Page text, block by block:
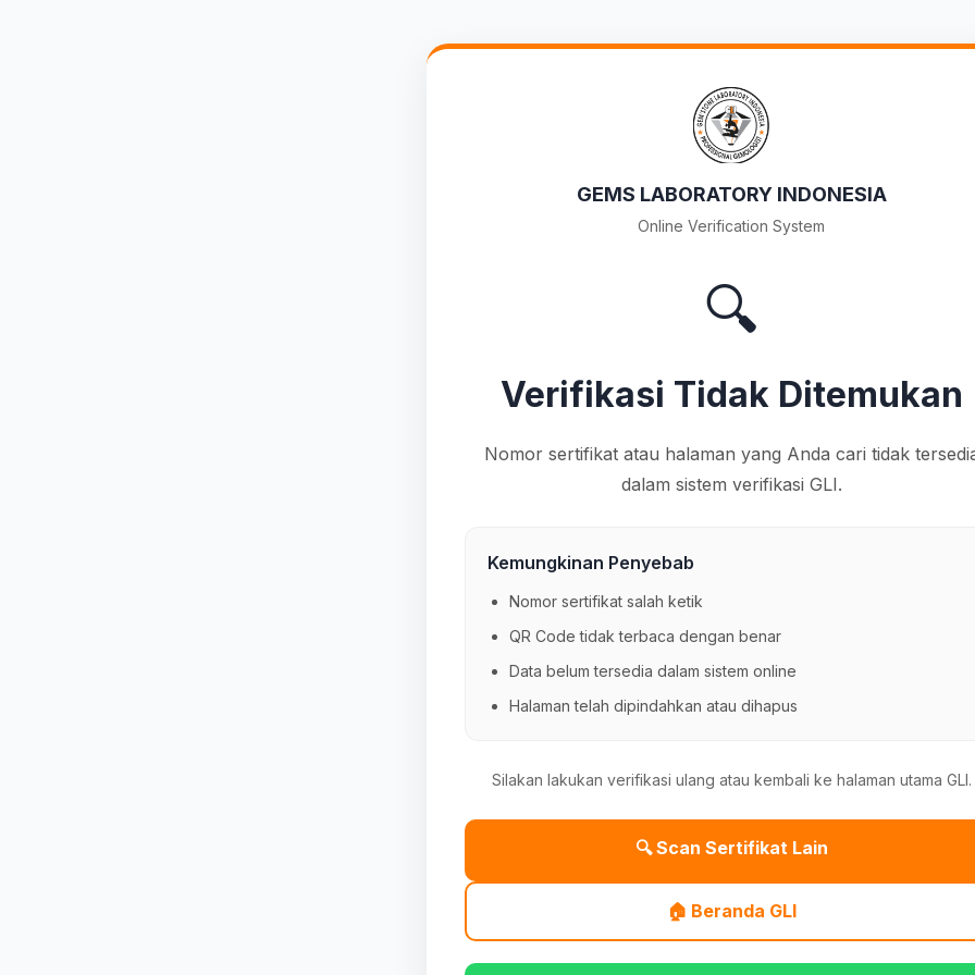
GEMS LABORATORY INDONESIA
Online Verification System
🔍
Verifikasi Tidak Ditemukan
Nomor sertifikat atau halaman yang Anda cari tidak
dalam sistem verifikasi GLI.
Kemungkinan Penyebab
Nomor sertifikat salah ketik
QR Code tidak terbaca dengan benar
Data belum tersedia dalam sistem online
Halaman telah dipindahkan atau dihapus
Silakan lakukan verifikasi ulang atau kembali ke halaman utama GLI.
🔍 Scan Sertifikat Lain
🏠 Beranda GLI